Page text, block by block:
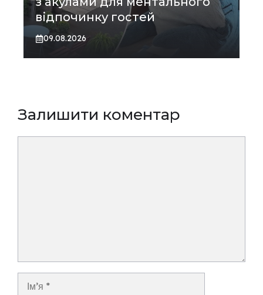
відпочинку гостей
09.08.2026
Залишити коментар
Ім’я